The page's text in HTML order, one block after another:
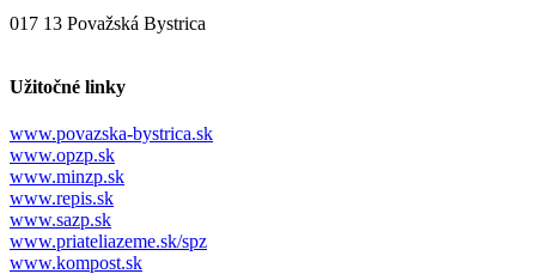
017 13 Považská Bystrica
Užitočné linky
www.povazska-bystrica.sk
www.opzp.sk
www.minzp.sk
www.repis.sk
www.sazp.sk
www.priateliazeme.sk/spz
www.kompost.sk